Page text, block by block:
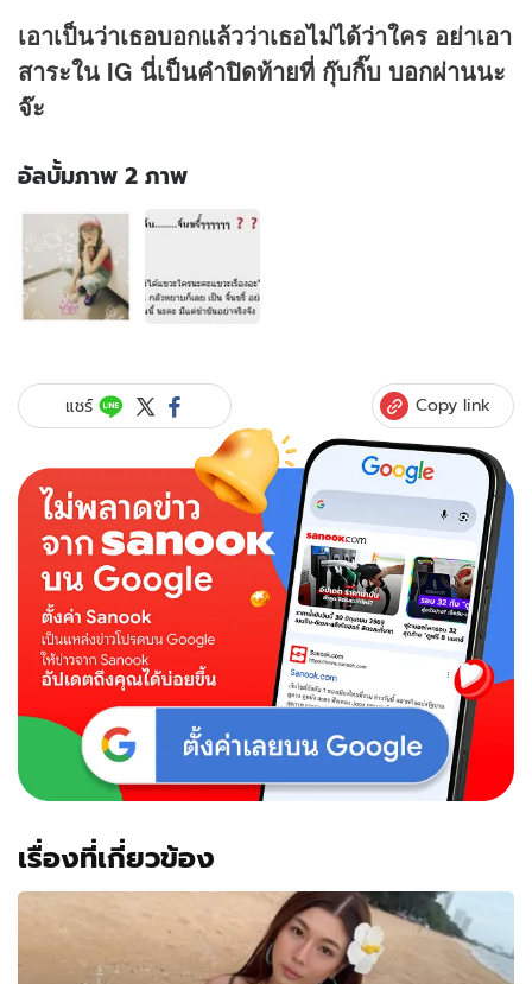
เอาเป็นว่าเธอบอกแล้วว่าเธอไม่ได้ว่าใคร อย่าเอา
สาระใน IG นี่เป็นคำปิดท้ายที่ กุ๊บกิ๊บ บอกผ่านนะ
จ๊ะ
อัลบั้มภาพ 2 ภาพ
อัลบั้ม
2
ภาพ
ของ
แอบ
เหน็บ
หรือ
เปล่า
จิ้น...จิ้
นข
แชร์ Copy link
เรื่องที่เกี่ยวข้อง